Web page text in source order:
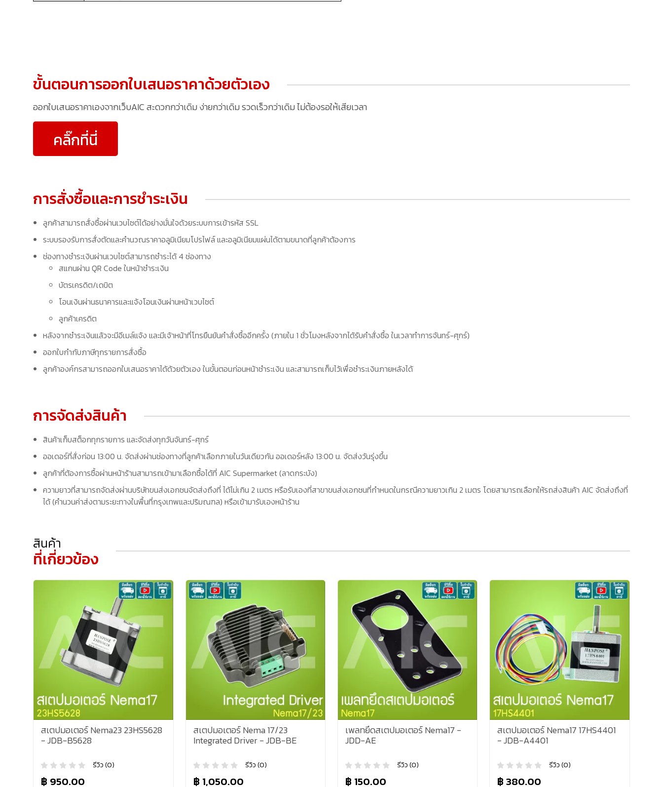
ขั้นตอนการออกใบเสนอราคาด้วยตัวเอง
ออกใบเสนอราคาเองจากเว็บAIC สะดวกกว่าเดิม ง่ายกว่าเดิม รวดเร็วกว่าเดิม ไม่ต้องรอให้เสียเวลา
คลิ๊กที่นี่
การสั่งซื้อและการชำระเงิน
ลูกค้าสามารถสั่งซื้อผ่านเวบไซต์ได้อย่างมั่นใจด้วยระบบการเข้ารหัส SSL
ระบบรองรับการสั่งตัดและคำนวณราคาอลูมิเนียมโปรไฟล์ และอลูมิเนียมแผ่นได้ตามขนาดที่ลูกค้าต้องการ
ช่องทางชำระเงินผ่านเวบไซต์สามารถชำระได้ 4 ช่องทาง
สแกนผ่าน QR Code ในหน้าชำระเงิน
บัตรเครดิต/เดบิต
โอนเงินผ่านธนาคารและแจ้งโอนเงินผ่านหน้าเวบไซต์
ลูกค้าเครดิต
หลังจากชำระเงินแล้วจะมีอีเมล์แจ้ง และมีเจ้าหน้าที่โทรยืนยันคำสั่งซื้ออีกครั้ง (ภายใน 1 ชั่วโมงหลังจากได้รับคำสั่งซื้อ ในเวลาทำการจันทร์-ศุกร์)
ออกใบกำกับภาษีทุกรายการสั่งซื้อ
ลูกค้าองค์กรสามารถออกใบเสนอราคาได้ด้วยตัวเอง ในขั้นตอนก่อนหน้าชำระเงิน และสามารถเก็บไว้เพื่อชำระเงินภายหลังได้
การจัดส่งสินค้า
สินค้าเก็บสต็อกทุกรายการ และจัดส่งทุกวันจันทร์-ศุกร์
ออเดอร์ที่สั่งก่อน 13:00 น. จัดส่งผ่านช่องทางที่ลูกค้าเลือกภายในวันเดียวกัน ออเดอร์หลัง 13:00 น. จัดส่งวันรุ่งขึ้น
ลูกค้าที่ต้องการซื้อผ่านหน้าร้านสามารถเข้ามาเลือกซื้อได้ที่ AIC Supermarket (ลาดกระบัง)
ความยาวที่สามารถจัดส่งผ่านบริษัทขนส่งเอกชนจัดส่งถึงที่ ได้ไม่เกิน 2 เมตร หรือรับเองที่สาขาขนส่งเอกชนที่กำหนดในกรณีความยาวเกิน 2 เมตร โดยสามารถเลือกให้รถส่งสินค้า AIC จัดส่งถึงที่
ได้ (คำนวนค่าส่งตามระยะทางในพื้นที่กรุงเทพและปริมณฑล) หรือเข้ามารับเองหน้าร้าน
สินค้า
ที่เกี่ยวข้อง
สเตปมอเตอร์ Nema23 23HS5628
- JDB-B5628
รีวิว (0)
฿ 950.00
สเตปมอเตอร์ Nema 17/23
Integrated Driver - JDB-BE
รีวิว (0)
฿ 1,050.00
เพลทยึดสเตปมอเตอร์ Nema17 -
JDD-AE
รีวิว (0)
฿ 150.00
สเตปมอเตอร์ Nema17 17HS4401
- JDB-A4401
รีวิว (0)
฿ 380.00